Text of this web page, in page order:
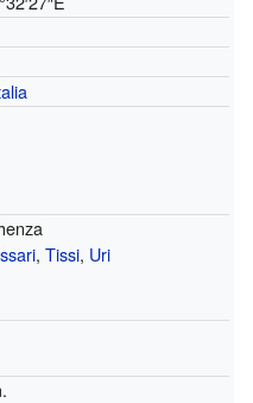
,Tissi, Uri